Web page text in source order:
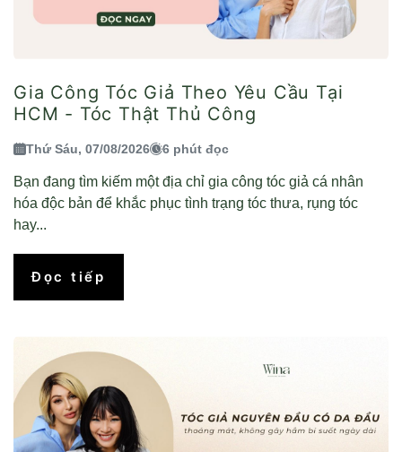
Gia Công Tóc Giả Theo Yêu Cầu Tại
HCM - Tóc Thật Thủ Công
Thứ Sáu, 07/08/2026 6 phút đọc
Bạn đang tìm kiếm một địa chỉ gia công tóc giả cá nhân
hóa độc bản để khắc phục tình trạng tóc thưa, rụng tóc
hay...
Đọc tiếp